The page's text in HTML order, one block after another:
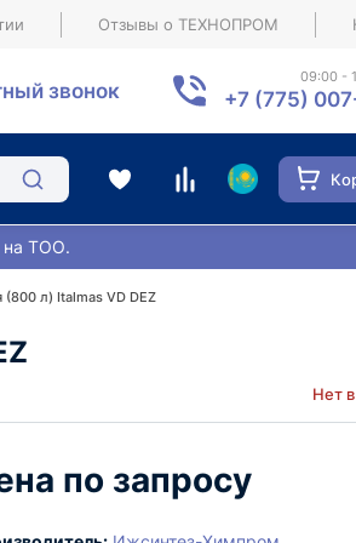
Отзывы о ТЕХНОПРОМ
звонок
09:00 -
+7 (775)
на ТОО.
л) Italmas VD DEZ
Нет
по запросу